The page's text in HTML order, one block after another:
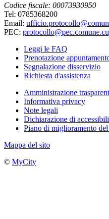
Codice fiscale: 00073930950
Tel: 0785368200
Email:
PEC:
Leggi le FAQ
Prenotazione
Segnalazione disservizio
Richiesta d'assistenza
Amministrazione
Informativa privacy
Note legali
Dichiarazione di
Piano di miglioramento
Mappa del sito
© MyCity